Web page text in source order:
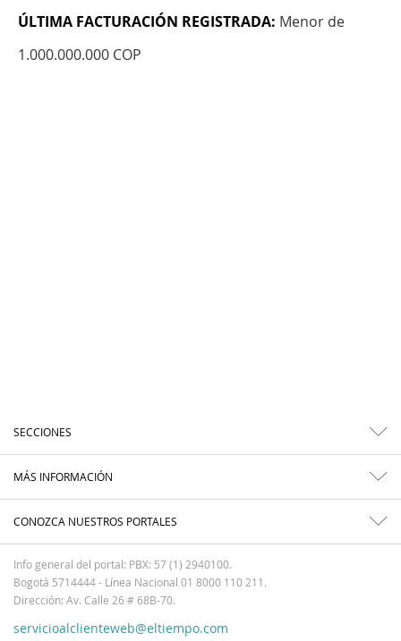
ÚLTIMA FACTURACIÓN REGISTRADA: Menor de
1.000.000.000 COP
SECCIONES
MÁS INFORMACIÓN
CONOZCA NUESTROS PORTALES
Info general del portal: PBX: 57 (1) 2940100.
Bogotá 5714444 - Línea Nacional 01 8000 110 211.
Dirección: Av. Calle 26 # 68B-70.
servicioalclienteweb@eltiempo.com